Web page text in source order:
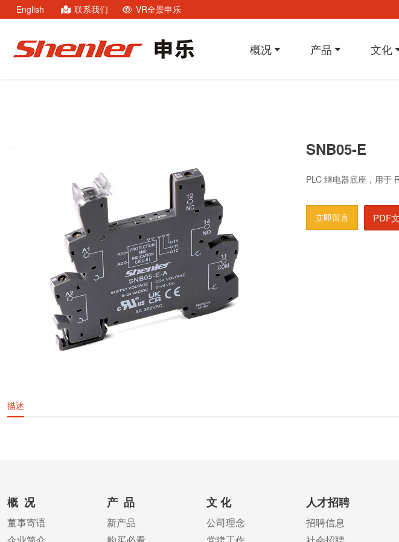
English 联系我们 VR全景申乐
概况 产品 文化
SNB05-E
PLC 继电器底座，用于
立即留言 PDF
描述
概 况
董事寄语
产 品
新产品
文 化
公司理念
人才招聘
招聘信息